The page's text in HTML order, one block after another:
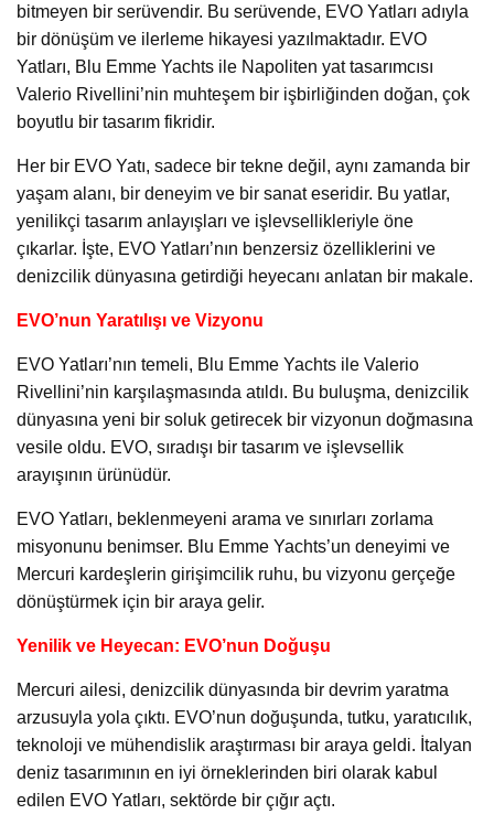
bitmeyen bir serüvendir. Bu serüvende, EVO Yatları adıyla
bir dönüşüm ve ilerleme hikayesi yazılmaktadır. EVO
Yatları, Blu Emme Yachts ile Napoliten yat tasarımcısı
Valerio Rivellini’nin muhteşem bir işbirliğinden doğan, çok
boyutlu bir tasarım fikridir.
Her bir EVO Yatı, sadece bir tekne değil, aynı zamanda bir
yaşam alanı, bir deneyim ve bir sanat eseridir. Bu yatlar,
yenilikçi tasarım anlayışları ve işlevsellikleriyle öne
çıkarlar. İşte, EVO Yatları’nın benzersiz özelliklerini ve
denizcilik dünyasına getirdiği heyecanı anlatan bir makale.
EVO’nun Yaratılışı ve Vizyonu
EVO Yatları’nın temeli, Blu Emme Yachts ile Valerio
Rivellini’nin karşılaşmasında atıldı. Bu buluşma, denizcilik
dünyasına yeni bir soluk getirecek bir vizyonun doğmasına
vesile oldu. EVO, sıradışı bir tasarım ve işlevsellik
arayışının ürünüdür.
EVO Yatları, beklenmeyeni arama ve sınırları zorlama
misyonunu benimser. Blu Emme Yachts’un deneyimi ve
Mercuri kardeşlerin girişimcilik ruhu, bu vizyonu gerçeğe
dönüştürmek için bir araya gelir.
Yenilik ve Heyecan: EVO’nun Doğuşu
Mercuri ailesi, denizcilik dünyasında bir devrim yaratma
arzusuyla yola çıktı. EVO’nun doğuşunda, tutku, yaratıcılık,
teknoloji ve mühendislik araştırması bir araya geldi. İtalyan
deniz tasarımının en iyi örneklerinden biri olarak kabul
edilen EVO Yatları, sektörde bir çığır açtı.